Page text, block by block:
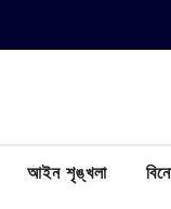
আইন শৃঙ্খলা